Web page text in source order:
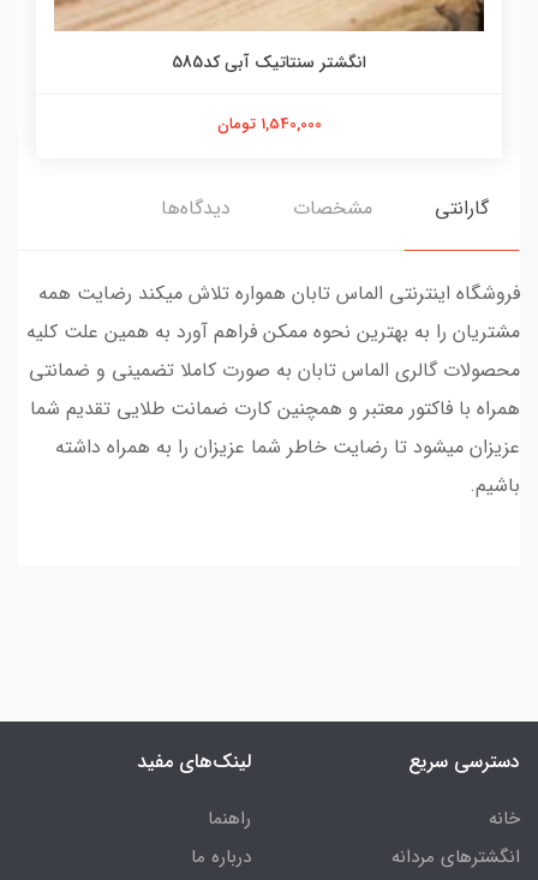
انگشتر سنتاتیک آبی کد585
1,540,000 تومان
گارانتی مشخصات دیدگاه‌ها
فروشگاه اینترنتی الماس تابان همواره تلاش میکند رضایت همه
مشتریان را به بهترین نحوه ممکن فراهم آورد به همین علت کلیه
محصولات گالری الماس تابان به صورت کاملا تضمینی و ضمانتی
همراه با فاکتور معتبر و همچنین کارت ضمانت طلایی تقدیم شما
عزیزان میشود تا رضایت خاطر شما عزیزان را به همراه داشته
باشیم.
دسترسی سریع
خانه
انگشترهای مردانه
لینک‌های مفید
راهنما
درباره ما